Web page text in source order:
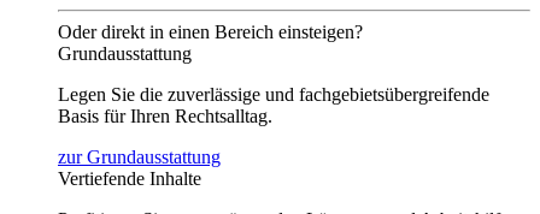
Oder direkt in einen Bereich einsteigen?
Grundausstattung
Legen Sie die zuverlässige und fachgebietsübergreifende
Basis für Ihren Rechtsalltag.
zur Grundausstattung
Vertiefende Inhalte